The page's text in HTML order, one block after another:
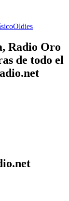
Oldies
Radio Oro
de todo el